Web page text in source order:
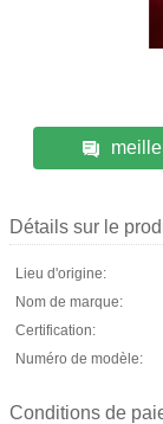
Détails sur le
Lieu d'origine:
Nom de marque:
Certification:
Numéro de modèle:
Conditions de